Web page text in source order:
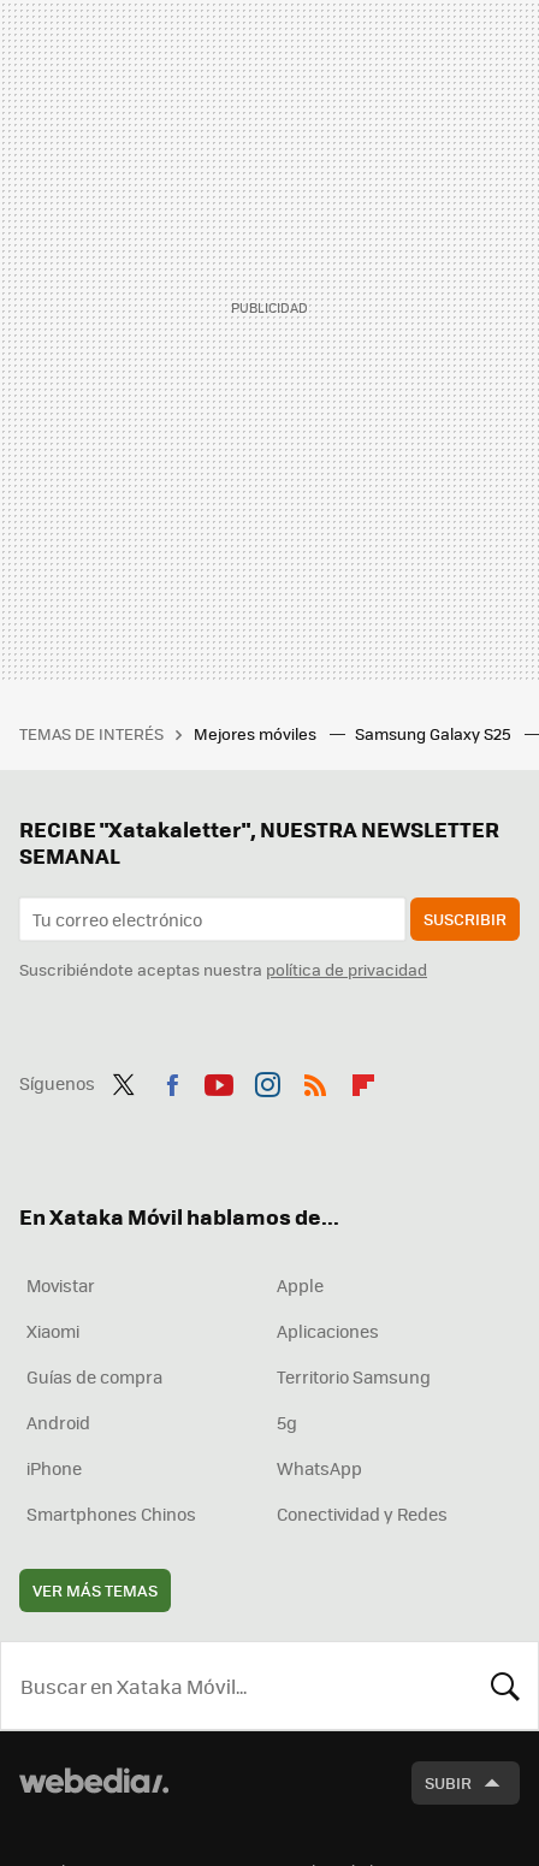
TEMAS DE INTERÉS Mejores móviles Samsung Galaxy S25
RECIBE "Xatakaletter", NUESTRA NEWSLETTER
SEMANAL
SUSCRIBIR
Suscribiéndote aceptas nuestra política de privacidad
Síguenos
En Xataka Móvil hablamos de...
Movistar
Apple
Xiaomi
Aplicaciones
Guías de compra
Territorio Samsung
Android
5g
iPhone
WhatsApp
Smartphones Chinos
Conectividad y Redes
VER MÁS TEMAS
SUBIR